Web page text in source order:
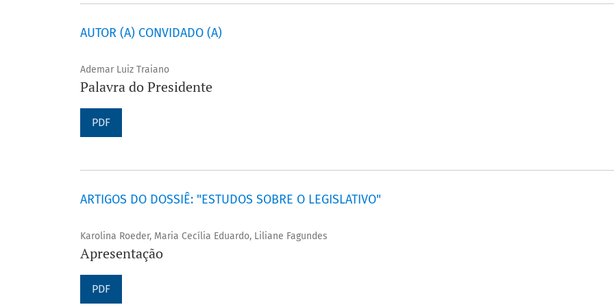
AUTOR (A) CONVIDADO (A)
Ademar Luiz Traiano
Palavra do Presidente
PDF
ARTIGOS DO DOSSIÊ: "ESTUDOS SOBRE O LEGISLATIVO"
Karolina Roeder, Maria Cecília Eduardo, Liliane Fagundes
Apresentação
PDF